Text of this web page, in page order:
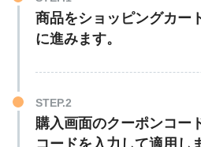
商品をショッピングカー
に進みます。
STEP.2
購入画面のクーポンコー